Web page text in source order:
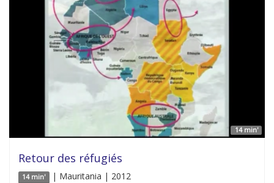
14 min'
Retour des réfugiés
14 min' | Mauritania | 2012